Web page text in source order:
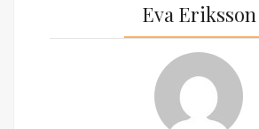
Eva Eriksson